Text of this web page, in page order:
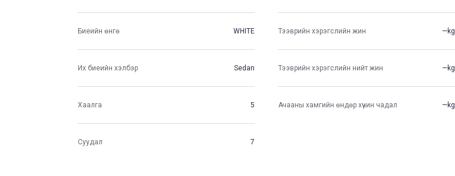
Биеийн өнгө WHITE
Их биеийн хэлбэр Sedan
Хаалга 5
Суудал 7
Тээврийн хэрэгслийн жин —kg
Тээврийн хэрэгслийн нийт жин —kg
Ачааны хамгийн өндөр хүчин чадал —kg